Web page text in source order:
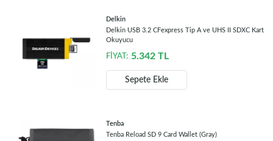
Delkin
Delkin USB 3.2 CFexpress Tip A ve UHS II SDXC Kart
Okuyucu
FİYAT: 5.342 TL
Sepete Ekle
Tenba
Tenba Reload SD 9 Card Wallet (Gray)